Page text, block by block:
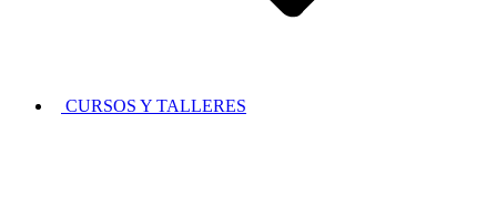
CURSOS Y TALLERES